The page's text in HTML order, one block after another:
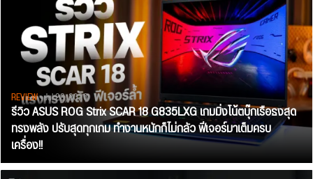
REVIEW• Jul 28, 2026
รีวิว ASUS ROG Strix SCAR 18 G835LXG เกมมิ่งโน้ตบุ๊กเรือธงสุด
ทรงพลัง ปรับสุดทุกเกม ทำงานหนักก็ไม่กลัว ฟีเจอร์มาเต็มครบ
เครื่อง!!